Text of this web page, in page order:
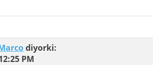
diyorki:
PM